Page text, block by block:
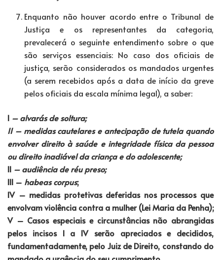
Enquanto não houver acordo entre o Tribunal de
Justiça e os representantes da categoria,
prevalecerá o seguinte entendimento sobre o que
são serviços essenciais: No caso dos oficiais de
justiça, serão considerados os mandados urgentes
(a serem recebidos após a data de início da greve
pelos oficiais da escala mínima legal), a saber:
I – alvarás de soltura;
II – medidas cautelares e antecipação de tutela quando
envolver direito à saúde e integridade física da pessoa
ou direito inadiável da criança e do adolescente;
II – audiência de réu preso;
III – habeas corpus;
IV – medidas protetivas deferidas nos processos que
envolvam violência contra a mulher (Lei Maria da Penha);
V – Casos especiais e circunstâncias não abrangidas
pelos incisos I a IV serão apreciados e decididos,
fundamentadamente, pelo Juiz de Direito, constando do